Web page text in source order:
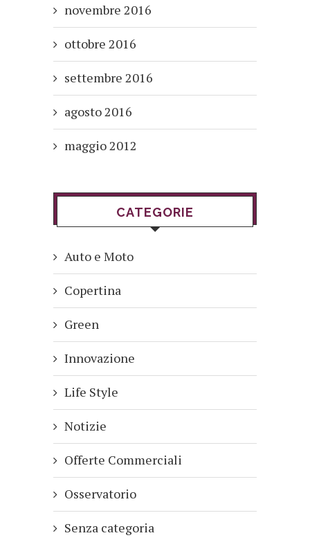
novembre 2016
ottobre 2016
settembre 2016
agosto 2016
maggio 2012
CATEGORIE
Auto e Moto
Copertina
Green
Innovazione
Life Style
Notizie
Offerte Commerciali
Osservatorio
Senza categoria